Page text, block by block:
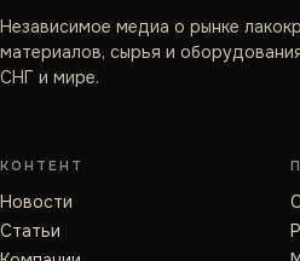
Независимое медиа о рынке
материалов, сырья и
СНГ и мире.
КОНТЕНТ
Новости
Статьи